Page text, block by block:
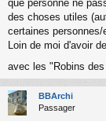
que personne ne
des choses utiles
certaines personnes/
Loin de moi d'avoir
avec les "Robins
BBArchi
Passager